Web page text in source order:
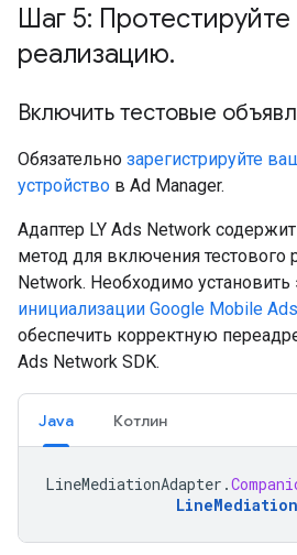
Шаг 5:
реализацию.
Включить тестовые
Обязательно зарегистрируйте
устройство в Ad Manager.
Адаптер LY Ads Network
метод для включения тестового
Network. Необходимо установить
инициализации Google Mobile
обеспечить корректную
Ads Network SDK.
Java Котлин
LineMediationAdapter .